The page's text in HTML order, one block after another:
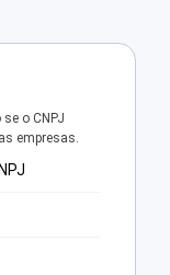
o CNPJ
empresas.